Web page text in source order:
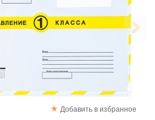
Добавить в избранное